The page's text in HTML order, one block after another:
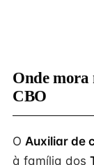
Onde mora
CBO
O Auxiliar de
à família dos